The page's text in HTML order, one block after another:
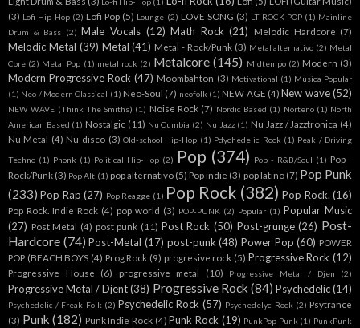
(3) Lofi Hip-Hop (2) Lofi Pop (5) Lounge (2) LOVE SONG (3) LT ROCK POP (1) Mainline
Drum & Bass (2) Male Vocals (12) Math Rock (21) Melodic Hardcore (7)
Melodic Metal (39) Metal (41) Metal - Rock/Punk (3) Metal alternativo (2) Metal
Core (2) Metal Pop (1) metal rock (2) Metalcore (145) Midtempo (2) Modern (3)
Modern Progressive Rock (47) Moombahton (3) Motivational (1) Música Popular
(1) Neo / Modern Classical (1) Neo-Soul (7) neofolk (1) NEW AGE (4) New wave (52)
NEW WAVE (Think The Smiths) (1) Noise Rock (7) Nordic Based (1) Norteño (1) North
American Based (1) Nostalgic (11) Nu Cumbia (2) Nu Jazz (1) Nu Jazz / Jazztronica (4)
Nu Metal (4) Nu-disco (3) Old-school Hip-Hop (1) Pdychedelic Rock (1) Peak / Driving
Techno (1) Phonk (1) Political Hip-Hop (2) Pop (374) Pop - R&B/Soul (1) Pop -
Rock/Punk (3) Pop Alt (1) pop alternativo (5) Pop indie (3) pop latino (7) Pop Punk
(233) Pop Rap (27) Pop Reagge (1) Pop Rock (382) Pop Rock. (16)
Pop Rock. Indie Rock (4) pop world (3) POP-PUNK (2) Popular (1) Popular Music
(27) Post Metal (4) post punk (11) Post Rock (50) Post-grunge (26) Post-
Hardcore (74) Post-Metal (17) post-punk (48) Power Pop (60) POWER
POP (BEACH BOYS (4) Prog Rock (9) progresive rock (5) Progressive Rock (12)
Progressive House (6) progressive metal (10) Progressive Metal / Djen (2)
Progressive Metal / Djent (38) Progressive Rock (84) Psychedelic(14)
Psychedelic / Freak Folk (2) Psychedelic Rock (57) Psychedelyc Rock (2) Psytrance
(3) Punk (182) Punk Indie Rock (4) Punk Rock (19) PunkPop Punk (1) PunkPunk